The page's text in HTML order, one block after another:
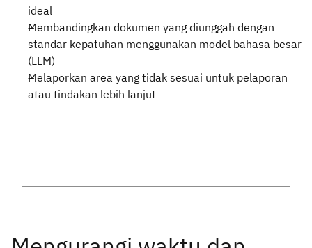
ideal
Membandingkan dokumen yang diunggah dengan
standar kepatuhan menggunakan model bahasa besar
(LLM)
Melaporkan area yang tidak sesuai untuk pelaporan
atau tindakan lebih lanjut